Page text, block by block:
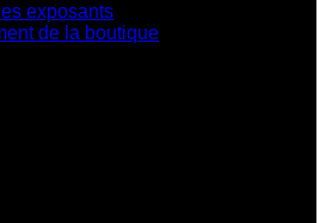
exposants
de la boutique